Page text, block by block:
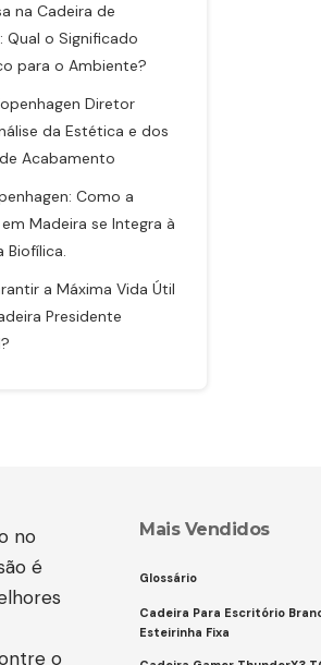
na Cadeira de
Qual o Significado
para o Ambiente?
Diretor
da Estética e dos
Acabamento
Como a
Madeira se Integra à
Biofílica.
a Máxima Vida Útil
Presidente
no
é
o
Mais Vendidos
Glossário
Cadeira Para Escritório
Esteirinha Fixa